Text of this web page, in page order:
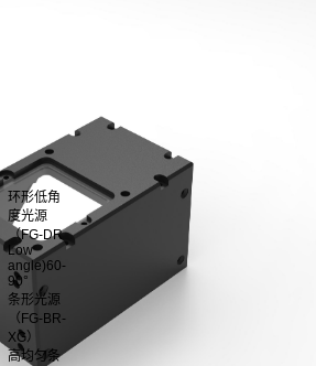
环形低角
度光源
（FG-DR
Low
angle)60-
90°
条形光源
（FG-BR-
XG）
高均匀条